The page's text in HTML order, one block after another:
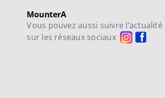
MounterA
Vous pouvez aussi suivre
sur les réseaux sociaux